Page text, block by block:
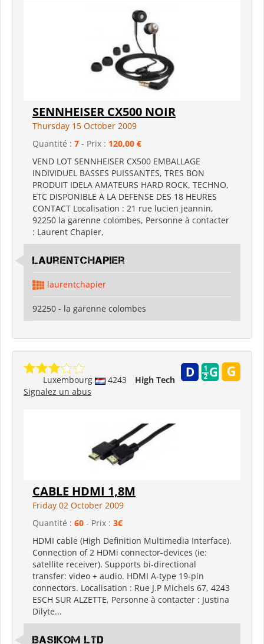
SENNHEISER CX500 NOIR
Thursday 15 October 2009
Quantité : 7 - Prix : 120,00 €
VEND LOT SENNHEISER CX500 EMBALLAGE
INDIVIDUEL BASSES PUISSANTES, TRES BON
PRODUIT IDELA AMATEURS HARD ROCK, TECHNO,
ETC DISPONIBLE A LA DEFENSE DES 18 HEURES
CONTACT Localisation : 21 rue lucien jeannin,
92250 la garenne colombes, Personne à contacter
: Laurent Chapier,
laurentchapier
laurentchapier
92250 - la garenne colombes
Luxembourg 4243
High Tech
Signalez un abus
CABLE HDMI 1,8M
Friday 02 October 2009
Quantité : 60 - Prix : 3€
HDMI cable (High Definition Multimedia Interface).
Connection of 2 HDMi connector-devices (ie:
satellite receiver). Supports bi-directional
transfer: video + audio. HDMI A-type 19-pin
connectors. Localisation : Rue J.P Michels 67, 4243
ESCH SUR ALZETTE, Personne à contacter : Justina
Dilyte...
Basikom Ltd